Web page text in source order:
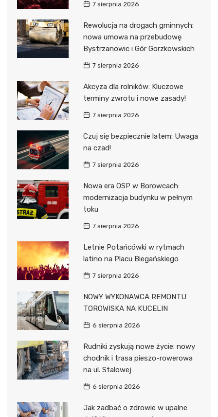
7 sierpnia 2026
Rewolucja na drogach gminnych:
nowa umowa na przebudowę
Bystrzanowic i Gór Gorzkowskich
7 sierpnia 2026
Akcyza dla rolników: Kluczowe
terminy zwrotu i nowe zasady!
7 sierpnia 2026
Czuj się bezpiecznie latem: Uwaga
na czad!
7 sierpnia 2026
Nowa era OSP w Borowcach:
modernizacja budynku w pełnym
toku
7 sierpnia 2026
Letnie Potańcówki w rytmach
latino na Placu Biegańskiego
7 sierpnia 2026
NOWY WYKONAWCA REMONTU
TOROWISKA NA KUCELIN
6 sierpnia 2026
Rudniki zyskują nowe życie: nowy
chodnik i trasa pieszo-rowerowa
na ul. Stalowej
6 sierpnia 2026
Jak zadbać o zdrowie w upalne